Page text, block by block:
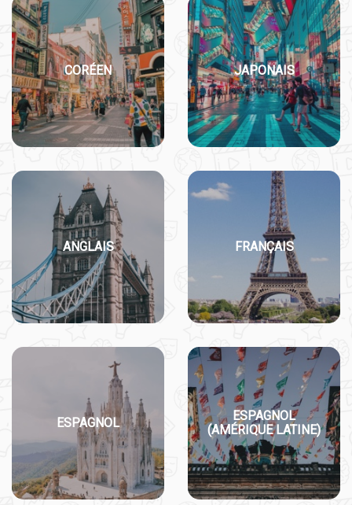
CORÉEN JAPONAIS
ANGLAIS FRANÇAIS
ESPAGNOL
ESPAGNOL
(AMÉRIQUE LATINE)